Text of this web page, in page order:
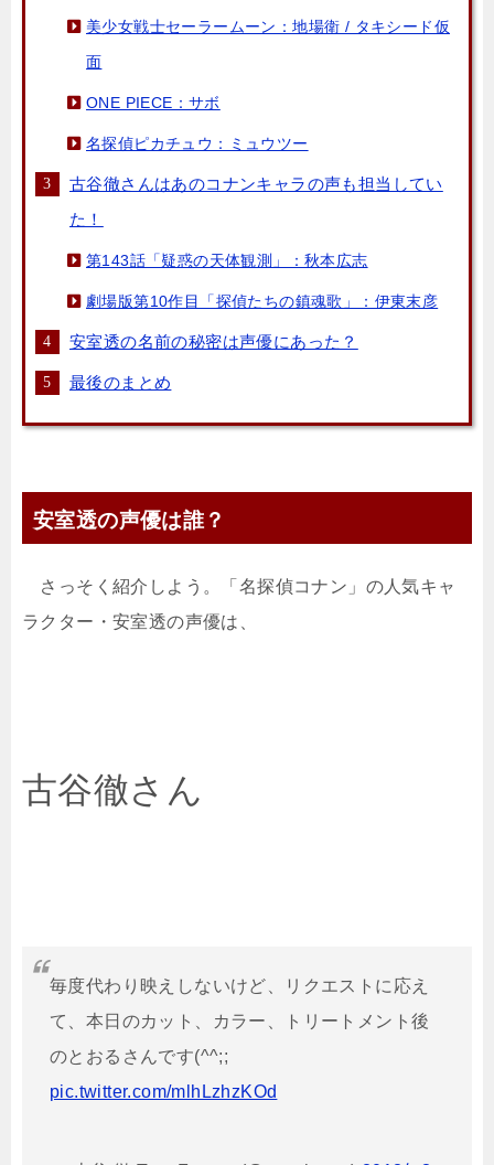
美少女戦士セーラームーン：地場衛 / タキシード仮
面
ONE PIECE：サボ
名探偵ピカチュウ：ミュウツー
古谷徹さんはあのコナンキャラの声も担当してい
た！
第143話「疑惑の天体観測」：秋本広志
劇場版第10作目「探偵たちの鎮魂歌」：伊東末彦
安室透の名前の秘密は声優にあった？
最後のまとめ
安室透の声優は誰？
さっそく紹介しよう。「名探偵コナン」の人気キャ
ラクター・安室透の声優は、
古谷徹さん
毎度代わり映えしないけど、リクエストに応え
て、本日のカット、カラー、トリートメント後
のとおるさんです(^^;;
pic.twitter.com/mlhLzhzKOd